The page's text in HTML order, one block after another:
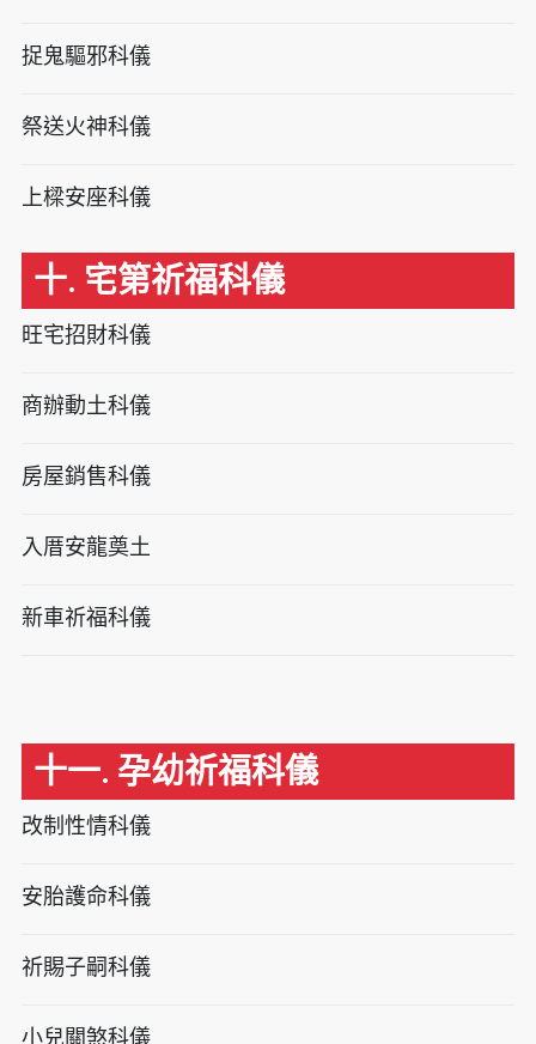
捉鬼驅邪科儀
祭送火神科儀
上樑安座科儀
十. 宅第祈福科儀
旺宅招財科儀
商辦動土科儀
房屋銷售科儀
入厝安龍奠土
新車祈福科儀
十一. 孕幼祈福科儀
改制性情科儀
安胎護命科儀
祈賜子嗣科儀
小兒關煞科儀